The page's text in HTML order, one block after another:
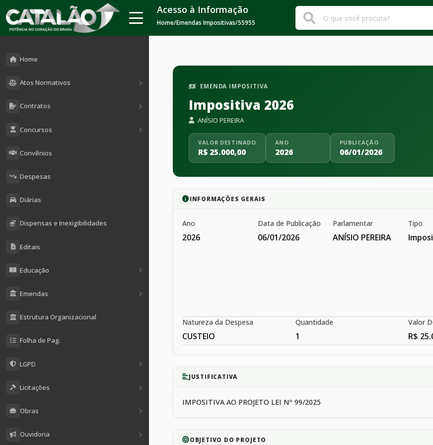
Home
Atos Normativos
Contratos
Concursos
Convênios
Despesas
Diárias
Dispensas e Inexigibilidades
Editais
Educação
Emendas
Estrutura Organizacional
Folha de Pag.
LGPD
Licitações
Obras
Ouvidoria
Acesso à Informação
Home/Emendas Impositivas/55955
EMENDA IMPOSITIVA
Impositiva 2026
ANÍSIO PEREIRA
VALOR DESTINADO
R$ 25.000,00
ANO
2026
PUBLICAÇÃO
06/01/2026
INFORMAÇÕES GERAIS
Ano
2026
Data de Publicação
06/01/2026
Parlamentar
ANÍSIO PEREIRA
Tipo
Natureza da Despesa
CUSTEIO
Quantidade
1
Valor
R$
JUSTIFICATIVA
IMPOSITIVA AO PROJETO LEI Nº 99/2025
OBJETIVO DO PROJETO